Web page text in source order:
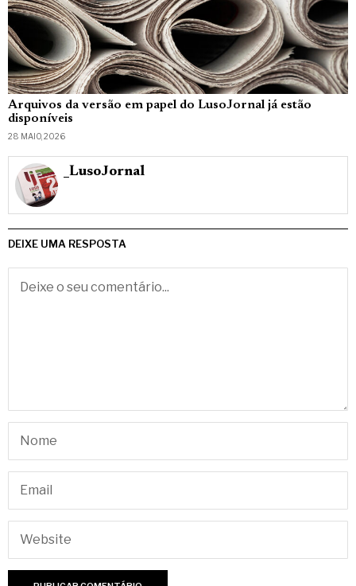
Arquivos da versão em papel do LusoJornal já estão
disponíveis
28 MAIO, 2026
_LusoJornal
DEIXE UMA RESPOSTA